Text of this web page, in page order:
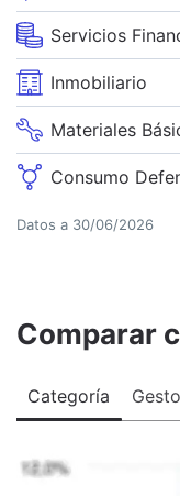
Servicios
Inmobiliario
Materiales
Consumo
Datos a 30/06/2026
Comparar
Categoría